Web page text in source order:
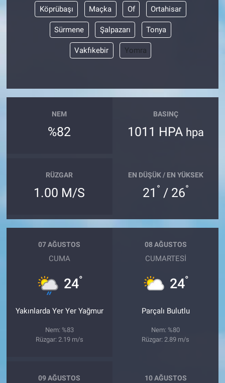
Köprübaşı Maçka Of Ortahisar
Sürmene Şalpazarı Tonya
Vakfıkebir Yomra
NEM
%82
BASINÇ
1011 HPA hpa
RÜZGAR
1.00 M/S
EN DÜŞÜK / EN YÜKSEK
21 ° / 26°
07 AĞUSTOS
CUMA
24°
Yakınlarda Yer Yer Yağmur
Nem: %83
Rüzgar: 2.19 m/s
08 AĞUSTOS
CUMARTESI
24°
Parçalı Bulutlu
Nem: %80
Rüzgar: 2.89 m/s
09 AĞUSTOS 10 AĞUSTOS